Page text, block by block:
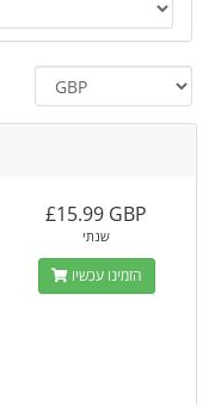
£15.99 GBP
שנתי
הזמינו עכשיו